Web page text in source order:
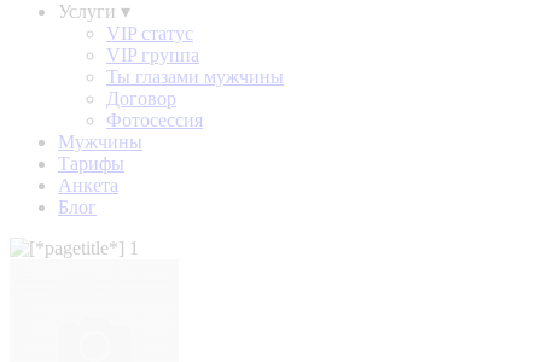
Услуги ▾
VIP статус
VIP группа
Ты глазами мужчины
Договор
Фотосессия
Мужчины
Тарифы
Анкета
Блог